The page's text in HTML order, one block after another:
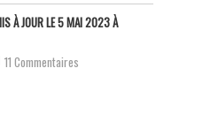
À JOUR LE 5 MAI 2023 À
11 Commentaires